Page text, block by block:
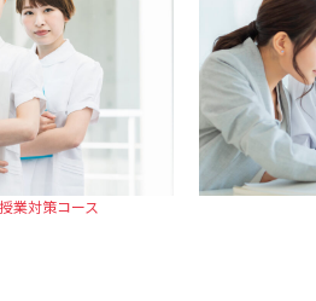
業対策コース